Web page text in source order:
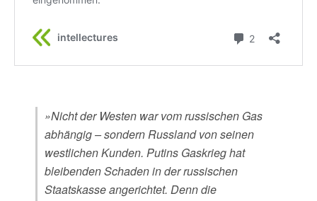
»Nicht der Westen war vom russischen Gas
abhängig – sondern Russland von seinen
westlichen Kunden. Putins Gaskrieg hat
bleibenden Schaden in der russischen
Staatskasse angerichtet. Denn die